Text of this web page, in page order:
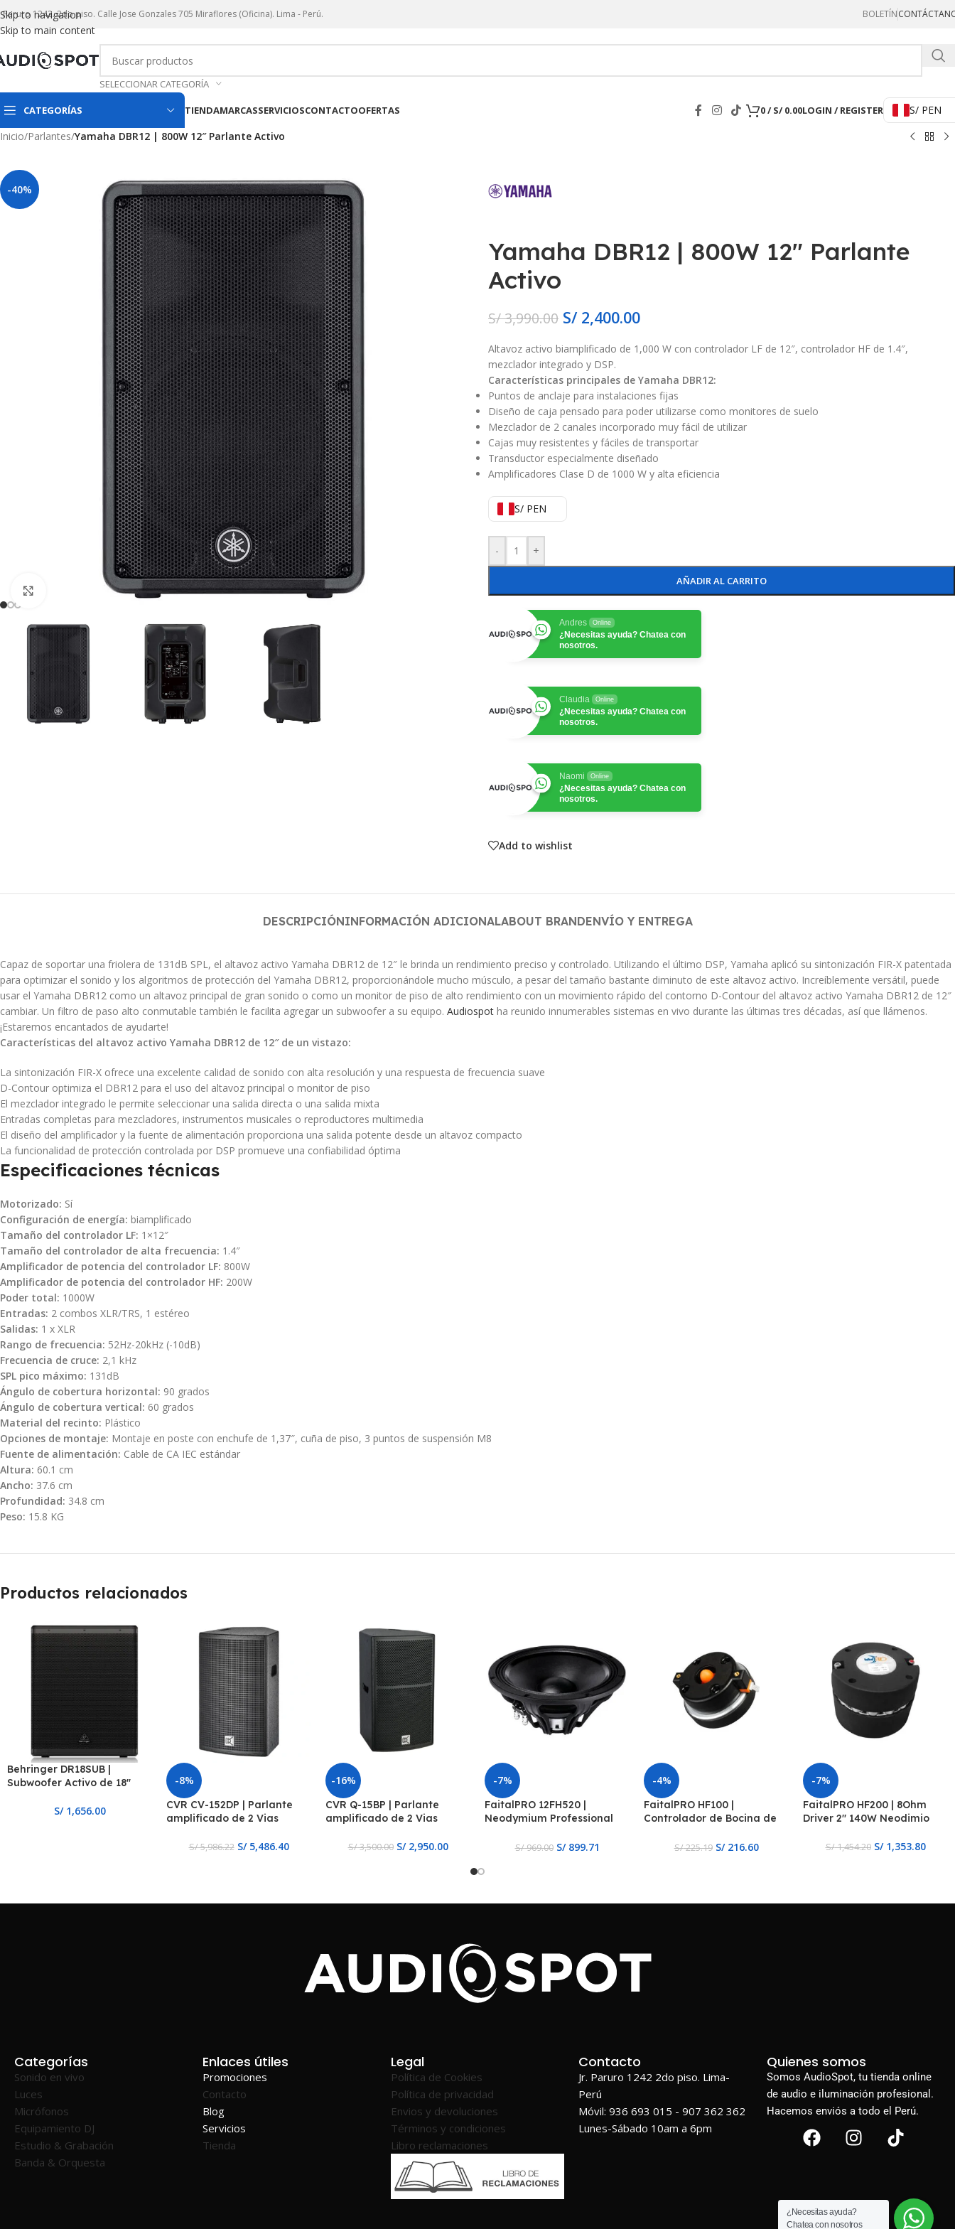
Skip to navigation
Skip to main content
Paruro 1242. 2do piso. Calle Jose Gonzales 705 Miraflores (Oficina). Lima - Perú. BOLETÍN
SELECCIONAR CATEGORÍA
CATEGORÍAS TIENDAMARCASSERVICIOSCONTACTOOFERTAS 0/ S/0.00LOGIN / REGISTER
S/ PEN
Inicio/Parlantes/Yamaha DBR12 | 800W 12″ Parlante Activo
-40%
Click to enlarge
Yamaha DBR12 | 800W 12″ Parlante
Activo
S/3,990.00 S/2,400.00
Altavoz activo biamplificado de 1,000 W con controlador LF de 12″, controlador HF de 1.4″,
mezclador integrado y DSP.
Características principales de Yamaha DBR12:
Puntos de anclaje para instalaciones fijas
Diseño de caja pensado para poder utilizarse como monitores de suelo
Mezclador de 2 canales incorporado muy fácil de utilizar
Cajas muy resistentes y fáciles de transportar
Transductor especialmente diseñado
Amplificadores Clase D de 1000 W y alta eficiencia
S/ PEN
- +
AÑADIR AL CARRITO
Andres Online
¿Necesitas ayuda? Chatea con
nosotros.
Claudia Online
¿Necesitas ayuda? Chatea con
nosotros.
Naomi Online
¿Necesitas ayuda? Chatea con
nosotros.
Add to wishlist
DESCRIPCIÓNINFORMACIÓN ADICIONALABOUT BRANDENVÍO Y ENTREGA
Capaz de soportar una friolera de 131dB SPL, el altavoz activo Yamaha DBR12 de 12″ le brinda un rendimiento preciso y controlado. Utilizando el último DSP, Yamaha aplicó su sintonización FIR-X patentada
para optimizar el sonido y los algoritmos de protección del Yamaha DBR12, proporcionándole mucho músculo, a pesar del tamaño bastante diminuto de este altavoz activo. Increíblemente versátil, puede
usar el Yamaha DBR12 como un altavoz principal de gran sonido o como un monitor de piso de alto rendimiento con un movimiento rápido del contorno D-Contour del altavoz activo Yamaha DBR12 de 12″
cambiar. Un filtro de paso alto conmutable también le facilita agregar un subwoofer a su equipo. Audiospot ha reunido innumerables sistemas en vivo durante las últimas tres décadas, así que llámenos.
¡Estaremos encantados de ayudarte!
Características del altavoz activo Yamaha DBR12 de 12″ de un vistazo:
La sintonización FIR-X ofrece una excelente calidad de sonido con alta resolución y una respuesta de frecuencia suave
D-Contour optimiza el DBR12 para el uso del altavoz principal o monitor de piso
El mezclador integrado le permite seleccionar una salida directa o una salida mixta
Entradas completas para mezcladores, instrumentos musicales o reproductores multimedia
El diseño del amplificador y la fuente de alimentación proporciona una salida potente desde un altavoz compacto
La funcionalidad de protección controlada por DSP promueve una confiabilidad óptima
Especificaciones técnicas
Motorizado: Sí
Configuración de energía: biamplificado
Tamaño del controlador LF: 1×12″
Tamaño del controlador de alta frecuencia: 1.4″
Amplificador de potencia del controlador LF: 800W
Amplificador de potencia del controlador HF: 200W
Poder total: 1000W
Entradas: 2 combos XLR/TRS, 1 estéreo
Salidas: 1 x XLR
Rango de frecuencia: 52Hz-20kHz (-10dB)
Frecuencia de cruce: 2,1 kHz
SPL pico máximo: 131dB
Ángulo de cobertura horizontal: 90 grados
Ángulo de cobertura vertical: 60 grados
Material del recinto: Plástico
Opciones de montaje: Montaje en poste con enchufe de 1,37″, cuña de piso, 3 puntos de suspensión M8
Fuente de alimentación: Cable de CA IEC estándar
Altura: 60.1 cm
Ancho: 37.6 cm
Profundidad: 34.8 cm
Peso: 15.8 KG
Productos relacionados
Behringer DR18SUB |
Subwoofer Activo de 18″
S/1,656.00
-8%
CVR CV-152DP | Parlante
amplificado de 2 Vias
S/5,986.22 S/5,486.40
-16%
CVR Q-15BP | Parlante
amplificado de 2 Vias
S/3,500.00 S/2,950.00
-7%
FaitalPRO 12FH520 |
Neodymium Professional
S/969.00 S/899.71
-4%
FaitalPRO HF100 |
Controlador de Bocina de
ohmios, 2 pernos
S/225.19 S/216.60
-7%
FaitalPRO HF200 | 8Ohm
Driver 2″ 140W Neodimio
S/1,454.20 S/1,353.80
Categorías
Sonido en vivo
Luces
Micrófonos
Equipamiento DJ
Estudio & Grabación
Banda & Orquesta
Enlaces útiles
Promociones
Contacto
Blog
Servicios
Tienda
Legal
Política de Cookies
Política de privacidad
Envios y devoluciones
Términos y condiciones
Libro reclamaciones
Contacto
Jr. Paruro 1242 2do piso. Lima-
Perú
Móvil: 936 693 015 - 907 362 362
Lunes-Sábado 10am a 6pm
Quienes somos
Somos AudioSpot, tu tienda online
de audio e iluminación profesional.
Hacemos enviós a todo el Perú.
¿Necesitas ayuda?
Chatea con nosotros